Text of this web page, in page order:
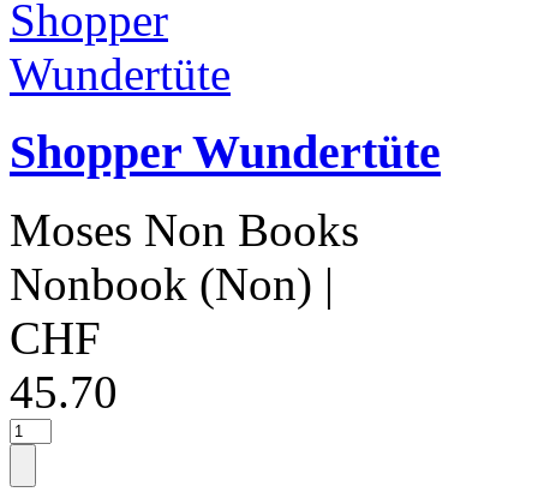
Shopper Wundertüte
Moses Non Books
Nonbook (Non) |
CHF
45.70